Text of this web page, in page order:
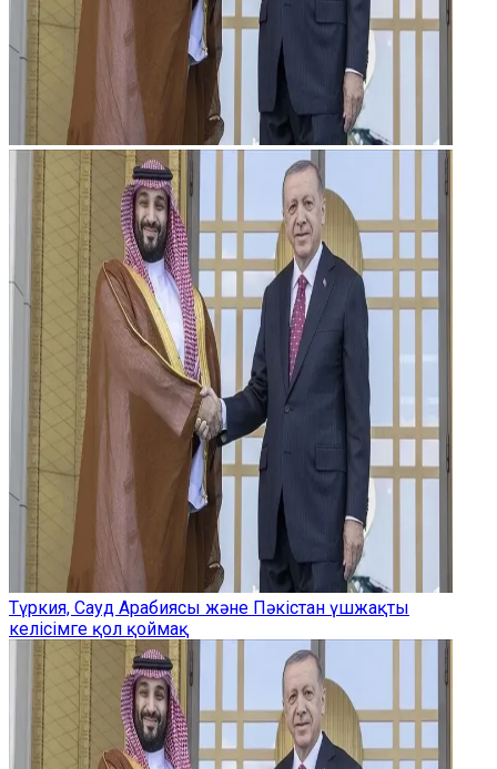
Түркия, Сауд Арабиясы және Пәкістан үшжақты
келісімге қол қоймақ